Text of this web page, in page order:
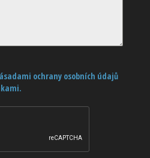
ochrany osobních údajů